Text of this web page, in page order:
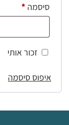
סיסמה *חובה
זכור אותי
איפוס סיסמה